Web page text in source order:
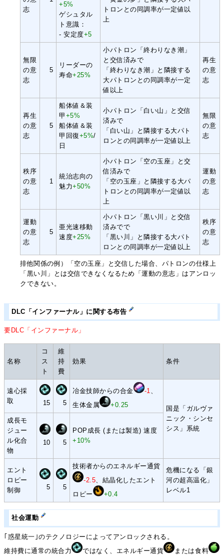
志
+5%
ゲシュタル
ト意識：
- 安定度+5
トロンとの同調率が一定値以
上
無限
の意
志
5
リーダーの
寿命+25%
小パトロン「終わりなき潮」
と交信済みで
「終わりなき潮」と隣接する
大パトロンとの同調率が一定
値以上
再生
の意
志
再生
の意
志
5
船体値＆装
甲 +5%
船体値＆装
甲回復+5%/
日
小パトロン「白い山」と交信
済みで
「白い山」と隣接する大パト
ロンとの同調率が一定値以上
無限
の意
志
秩序
の意
志
1
統治志向の
魅力+50%
小パトロン「空の玉座」と交
信済みで
「空の玉座」と隣接する大パ
トロンとの同調率が一定値以
上
運動
の意
志
運動
の意
志
5
亜光速移動
速度+25%
小パトロン「黒い川」と交信
済みでで
「黒い川」と隣接する大パト
ロンとの同調率が一定値以上
秩序
の意
志
排他関係の例）「空の玉座」と交信した場合、パトロンの仕様上
「黒い川」とは交信できなくなるため「運動の意志」はアンロッ
クできない。
DLC「インファーナル」に関する布告
要DLC「インファーナル」
名称
コ
ス
ト
維
持
費
効果 条件
遠心採
取
15 5
冶金技師からの合金 -1
生体金属
+0.25
国是「ガルヴァ
ニック・シンセ
シス」系統
成長モ
ジュー
ル化合
物
10 5
POP成長 (または製造) 速度
+10%
エント
ロピー
制御
5 5
技術者からのエネルギー通貨
-2.5 、結晶化したエント
ロピー
+0.4
危機になる「銀
河の超高温化」
レベル1
社会運動
｢惑星統一｣のテクノロジーによってアンロックされる。
維持費に通常の統合力
ではなく、エネルギー通貨
または食料